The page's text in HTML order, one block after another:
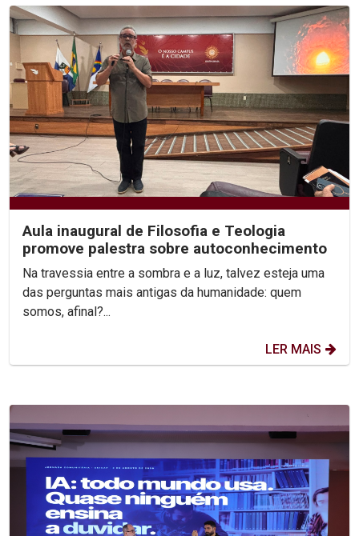
Aula inaugural de Filosofia e Teologia
promove palestra sobre autoconhecimento
Na travessia entre a sombra e a luz, talvez esteja uma
das perguntas mais antigas da humanidade: quem
somos, afinal?...
LER MAIS